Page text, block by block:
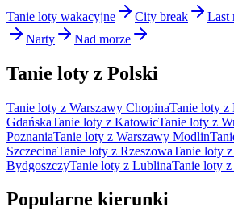
Tanie loty wakacyjne City break Last
Narty
Nad morze
Tanie loty z Polski
Tanie loty z Warszawy ChopinaTanie loty z
GdańskaTanie loty z KatowicTanie loty z
PoznaniaTanie loty z Warszawy Modlin
SzczecinaTanie loty z RzeszowaTanie loty
BydgoszczyTanie loty z LublinaTanie loty z
Popularne kierunki